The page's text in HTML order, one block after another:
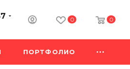
0 0
ПОРТФОЛИО